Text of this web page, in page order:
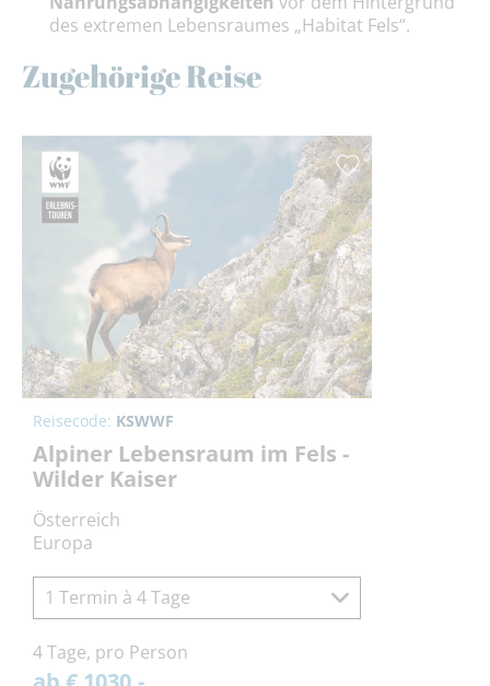
des extremen Lebensraumes „Habitat Fels“.
Zugehörige Reise
Reisecode: KSWWF
Alpiner Lebensraum im Fels -
Wilder Kaiser
Österreich
Europa
1 Termin à 4 Tage
4 Tage, pro Person